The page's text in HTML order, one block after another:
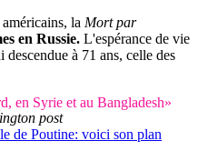
la Mort par
en Russie. L'espérance de vie
descendue à 71 ans, celle des
en Syrie et au Bangladesh»
post
de Poutine: voici son plan